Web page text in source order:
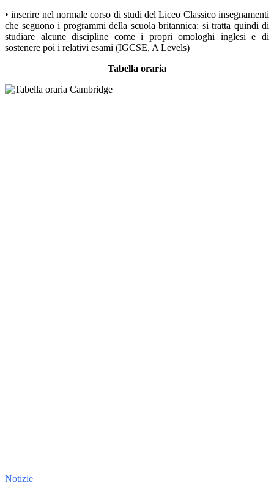
• inserire nel normale corso di studi del Liceo Classico insegnamenti
che seguono i programmi della scuola britannica: si tratta quindi di
studiare alcune discipline come i propri omologhi inglesi e di
sostenere poi i relativi esami (IGCSE, A Levels)
Tabella oraria
Notizie